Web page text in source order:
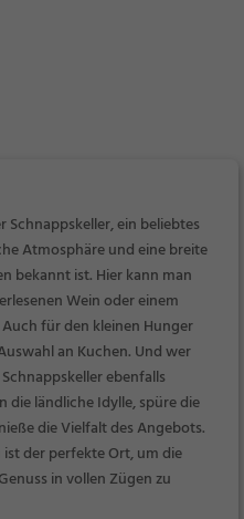
ein beliebtes
Atmosphäre und eine breite
bekannt ist. Hier kann man
Wein oder einem
für den kleinen Hunger
an Kuchen. Und wer
ebenfalls
die ländliche Idylle, spüre die
die Vielfalt des Angebots.
der perfekte Ort, um die
in vollen Zügen zu